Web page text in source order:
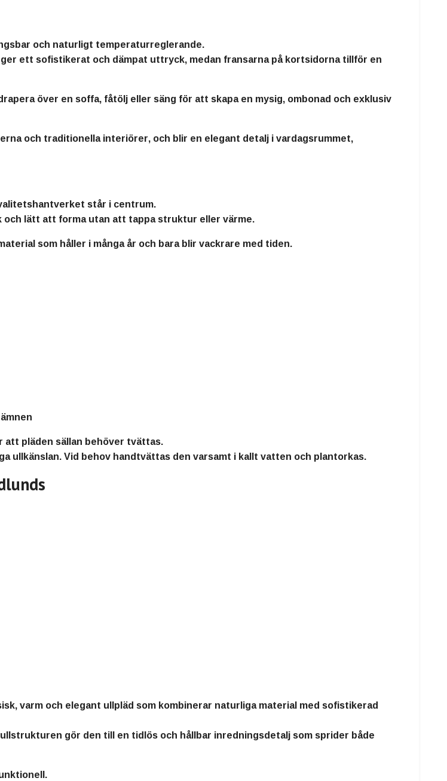
och naturligt temperaturreglerande.
ger ett sofistikerat och dämpat uttryck, medan fransarna på kortsidorna tillför en
över en soffa, fåtölj eller säng för att skapa en mysig, ombonad och exklusiv
och traditionella interiörer, och blir en elegant detalj i vardagsrummet,
står i centrum.
och lätt att forma utan att tappa struktur eller värme.
som håller i många år och bara blir vackrare med tiden.
att pläden sällan behöver tvättas.
ullkänslan. Vid behov handtvättas den varsamt i kallt vatten och plantorkas.
varm och elegant ullpläd som kombinerar naturliga material med sofistikerad
gör den till en tidlös och hållbar inredningsdetalj som sprider både